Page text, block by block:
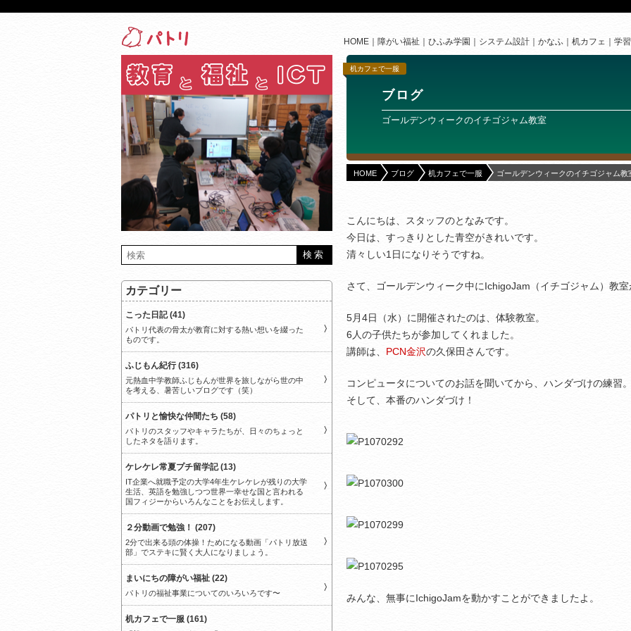
HOME 障がい福祉 ひふみ学園 システム設計 かなふ 机カフェ 学
机カフェで一服
ブログ
ゴールデンウィークのイチゴジャム教室
HOME ブログ 机カフェで一服 ゴールデンウィークのイチゴジャム教
こんにちは、スタッフのとなみです。
今日は、すっきりとした青空がきれいです。
清々しい1日になりそうですね。
さて、ゴールデンウィーク中にIchigoJam（イチゴジャム）教
5月4日（水）に開催されたのは、体験教室。
6人の子供たちが参加してくれました。
講師は、 PCN金沢の久保田さんです。
コンピュータについてのお話を聞いてから、ハンダづけの練習
そして、本番のハンダづけ！
みんな、無事にIchigoJamを動かすことができましたよ。
カテゴリー
こった日記 (41)
パトリ代表の骨太が教育に対する熱い想いを綴った
ものです。
ふじもん紀行 (316)
元熱血中学教師ふじもんが世界を旅しながら世の中
を考える、暑苦しいブログです（笑）
パトリと愉快な仲間たち (58)
パトリのスタッフやキャラたちが、日々のちょっと
したネタを語ります。
ケレケレ常夏プチ留学記 (13)
IT企業へ就職予定の大学4年生ケレケレが残りの大学
生活、英語を勉強しつつ世界一幸せな国と言われる
国フィジーからいろんなことをお伝えします。
２分動画で勉強！ (207)
2分で出来る頭の体操！ためになる動画「パトリ放送
部」でステキに賢く大人になりましょう。
まいにちの障がい福祉 (22)
パトリの福祉事業についてのいろいろです〜
机カフェで一服 (161)